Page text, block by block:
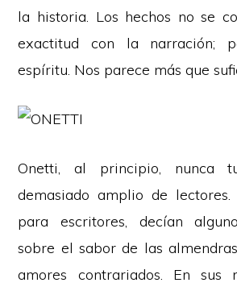
la historia. Los hechos no se
exactitud con la narración;
espíritu. Nos parece más que
Onetti, al principio, nunca
demasiado amplio de
para escritores, decían
sobre el sabor de las
amores contrariados. En sus